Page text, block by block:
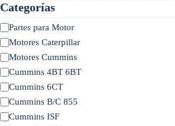
Categorías
Categoría
Partes para Motor
Motores Caterpillar
Motores Cummins
Cummins 4BT 6BT
Cummins 6CT
Cummins B/C 855
Cummins ISF